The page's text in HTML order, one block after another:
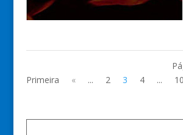
Primeira
« ... 2 3 4 ... 10